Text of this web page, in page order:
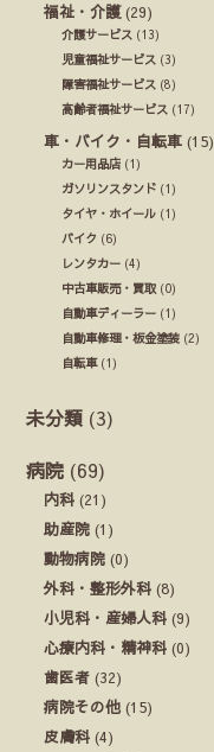
福祉・介護(29)
介護サービス (13)
児童福祉サービス (3)
障害福祉サービス (8)
高齢者福祉サービス (17)
車・バイク・自転車 (15)
カー用品店 (1)
ガソリンスタンド (1)
タイヤ・ホイール (1)
バイク (6)
レンタカー (4)
中古車販売・買取 (0)
自動車ディーラー (1)
自動車修理・板金塗装 (2)
自転車(1)
未分類 (3)
病院 (69)
内科 (21)
助産院 (1)
動物病院 (0)
外科・整形外科 (8)
小児科・産婦人科 (9)
心療内科・精神科 (0)
歯医者 (32)
病院その他 (15)
皮膚科 (4)